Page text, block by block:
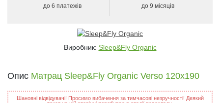
до 6 платежів
до 9 місяців
Виробник: Sleep&Fly Organic
Опис Матрац Sleep&Fly Organic Verso 120x190
Шановні відвідувачі! Просимо вибачення за тимчасові незручності! Деякий